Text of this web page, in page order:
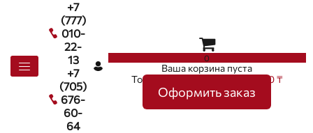
+7
(777)
010-
22-
13
+7
(705)
676-
60-
64
0
Ваша корзина пуста
Товаров в корзине
на сумму0 ₸
Оформить заказ